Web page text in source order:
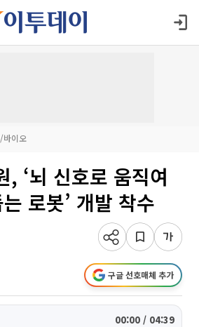
바이오
, ‘뇌 신호로 움직여
로봇’ 개발 착수
구글 선호매체 추가
00:00 / 04:39